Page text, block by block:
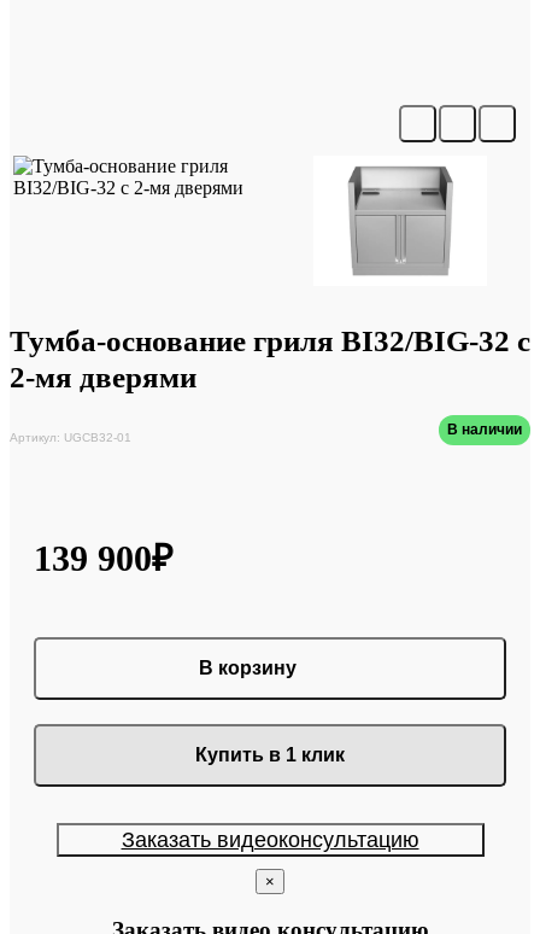
Тумба-основание гриля BI32/BIG-32 с
2-мя дверями
Артикул: UGCB32-01 В наличии
139 900₽
В корзину
Купить в 1 клик
Заказать видеоконсультацию
×